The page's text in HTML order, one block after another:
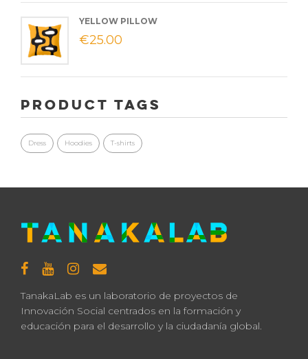
YELLOW PILLOW
€25.00
Product Tags
Dress Hoodies T-shirts
TanakaLab es un laboratorio de proyectos de
Innovación Social centrados en la formación y
educación para el desarrollo y la ciudadanía global.